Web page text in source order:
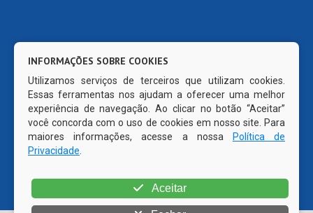
INFORMAÇÕES SOBRE COOKIES
Utilizamos serviços de terceiros que utilizam cookies.
Essas ferramentas nos ajudam a oferecer uma melhor
experiência de navegação. Ao clicar no botão “Aceitar”
você concorda com o uso de cookies em nosso site. Para
maiores informações, acesse a nossa
Política de
Privacidade
Aceitar